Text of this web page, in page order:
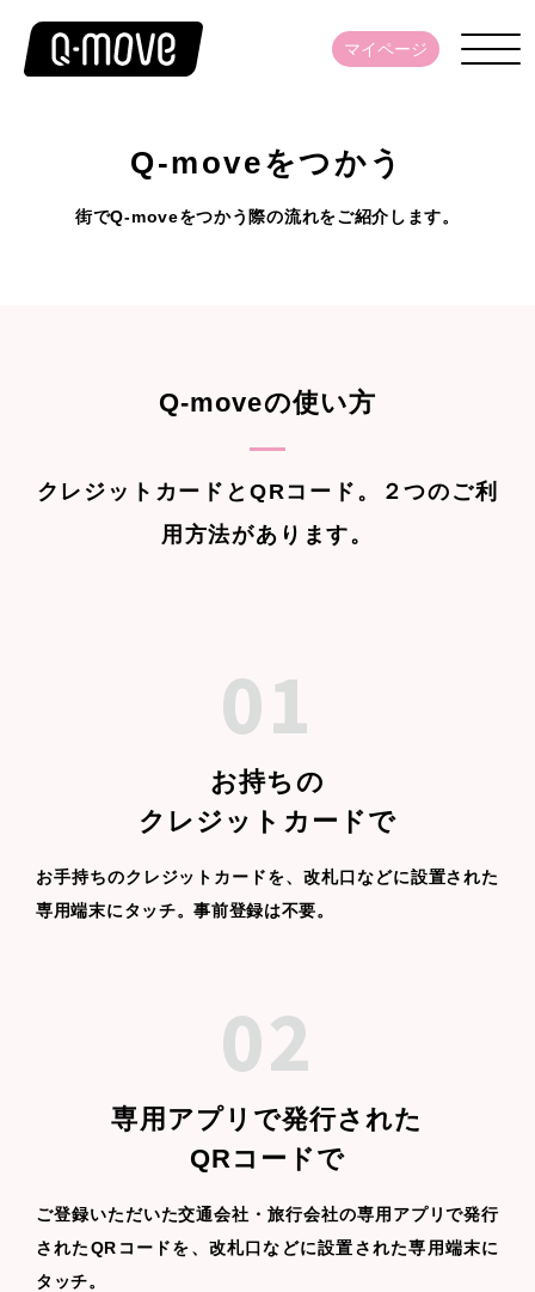
マイページ
Q-moveをつかう
街でQ-moveをつかう際の流れをご紹介します。
Q-moveの使い方
クレジットカードとQRコード。２つのご利
用方法があります。
01
お持ちの
クレジットカードで
お手持ちのクレジットカードを、改札口などに設置された
専用端末にタッチ。事前登録は不要。
02
専用アプリで発行された
QRコードで
ご登録いただいた交通会社・旅行会社の専用アプリで発行
されたQRコードを、改札口などに設置された専用端末に
タッチ。